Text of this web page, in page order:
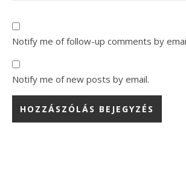
Notify me of follow-up comments by
Notify me of new posts by email.